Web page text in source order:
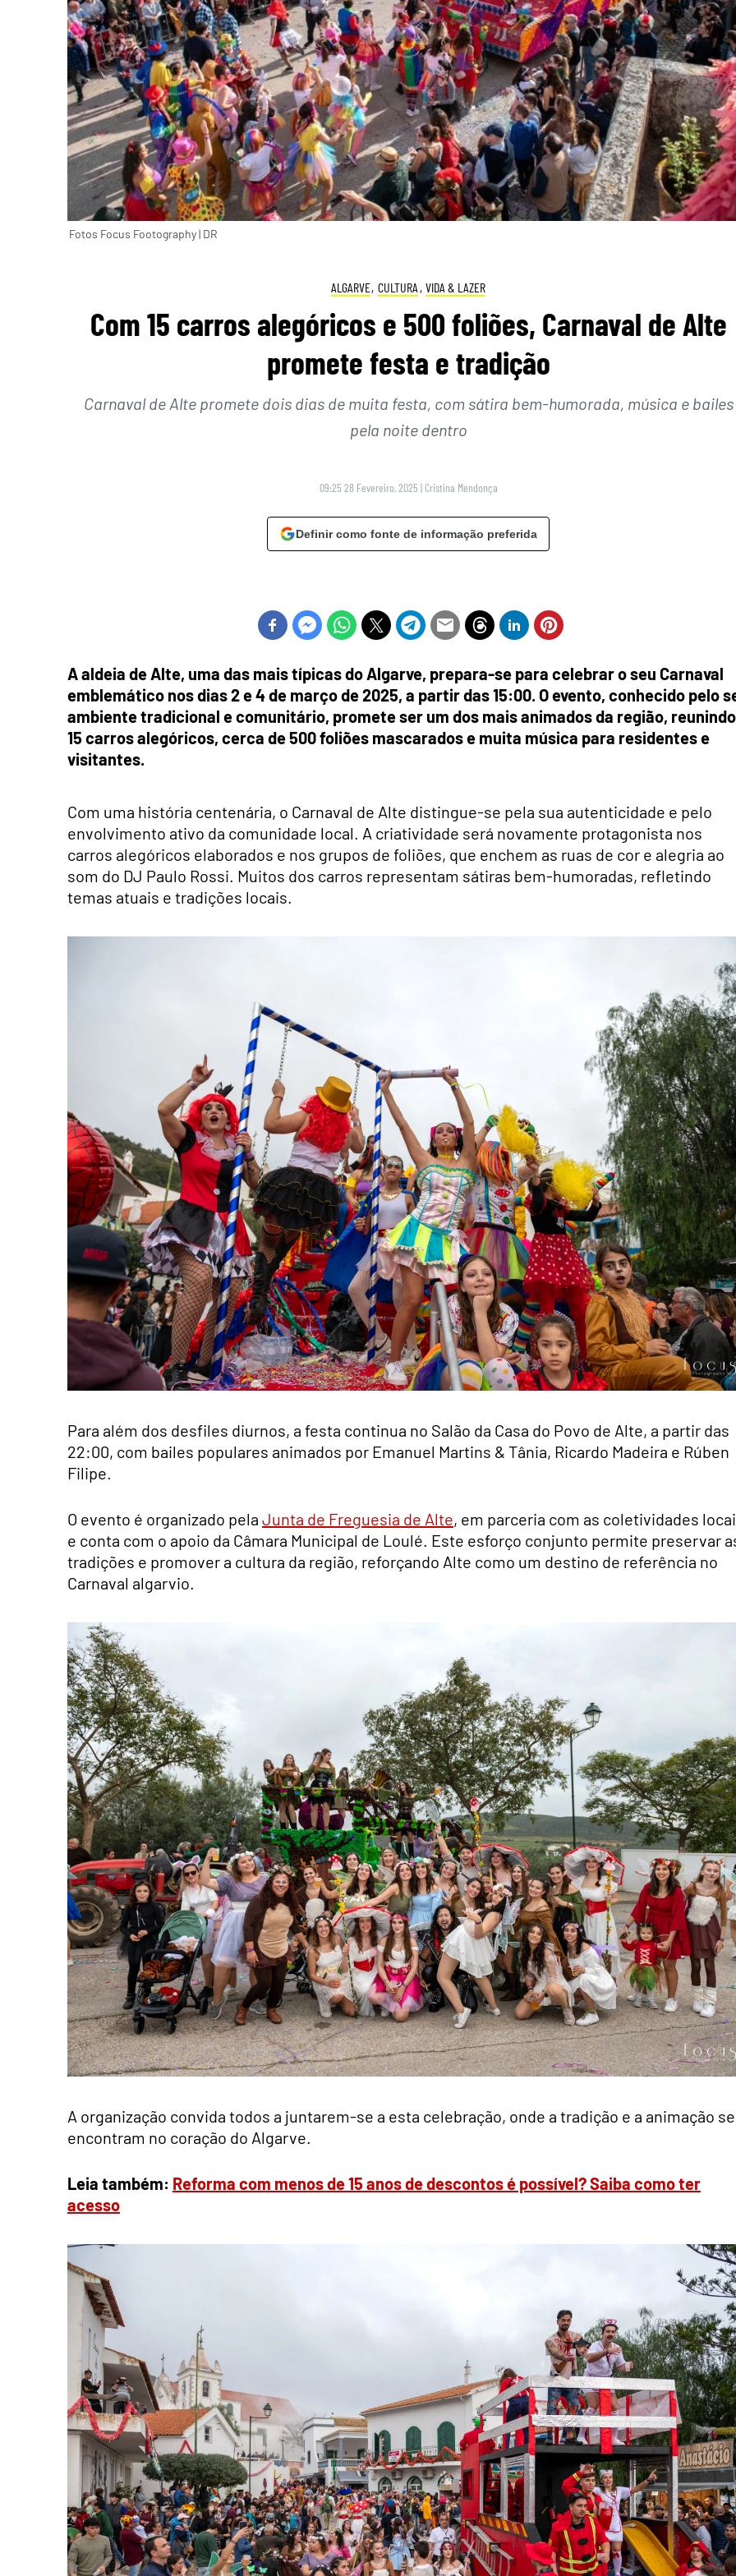
Fotos Focus Footography | DR
ALGARVE, CULTURA , VIDA & LAZER
Com 15 carros alegóricos e 500 foliões, Carnaval de Alte
promete festa e tradição
Carnaval de Alte promete dois dias de muita festa, com sátira bem-humorada, música e bailes
pela noite dentro
09:25 28 Fevereiro, 2025 | Cristina Mendonça
Definir como fonte de informação preferida
A aldeia de Alte, uma das mais típicas do Algarve, prepara-se para celebrar o seu Carnaval
emblemático nos dias 2 e 4 de março de 2025, a partir das 15:00. O evento, conhecido pelo
ambiente tradicional e comunitário, promete ser um dos mais animados da região, reunindo
15 carros alegóricos, cerca de 500 foliões mascarados e muita música para residentes e
visitantes.
Com uma história centenária, o Carnaval de Alte distingue-se pela sua autenticidade e pelo
envolvimento ativo da comunidade local. A criatividade será novamente protagonista nos
carros alegóricos elaborados e nos grupos de foliões, que enchem as ruas de cor e alegria ao
som do DJ Paulo Rossi. Muitos dos carros representam sátiras bem-humoradas, refletindo
temas atuais e tradições locais.
Para além dos desfiles diurnos, a festa continua no Salão da Casa do Povo de Alte, a partir das
22:00, com bailes populares animados por Emanuel Martins & Tânia, Ricardo Madeira e Rúben
Filipe.
O evento é organizado pela Junta de Freguesia de Alte, em parceria com as coletividades
e conta com o apoio da Câmara Municipal de Loulé. Este esforço conjunto permite preservar
tradições e promover a cultura da região, reforçando Alte como um destino de referência no
Carnaval algarvio.
A organização convida todos a juntarem-se a esta celebração, onde a tradição e a animação se
encontram no coração do Algarve.
Leia também: Reforma com menos de 15 anos de descontos é possível? Saiba como ter
acesso